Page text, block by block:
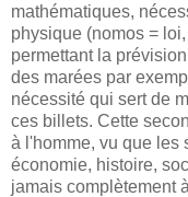
mathématiques,
physique (nomos =
permettant la
des marées par
nécessité qui sert de
ces billets. Cette
à l'homme, vu que les
économie, histoire,
jamais complètement